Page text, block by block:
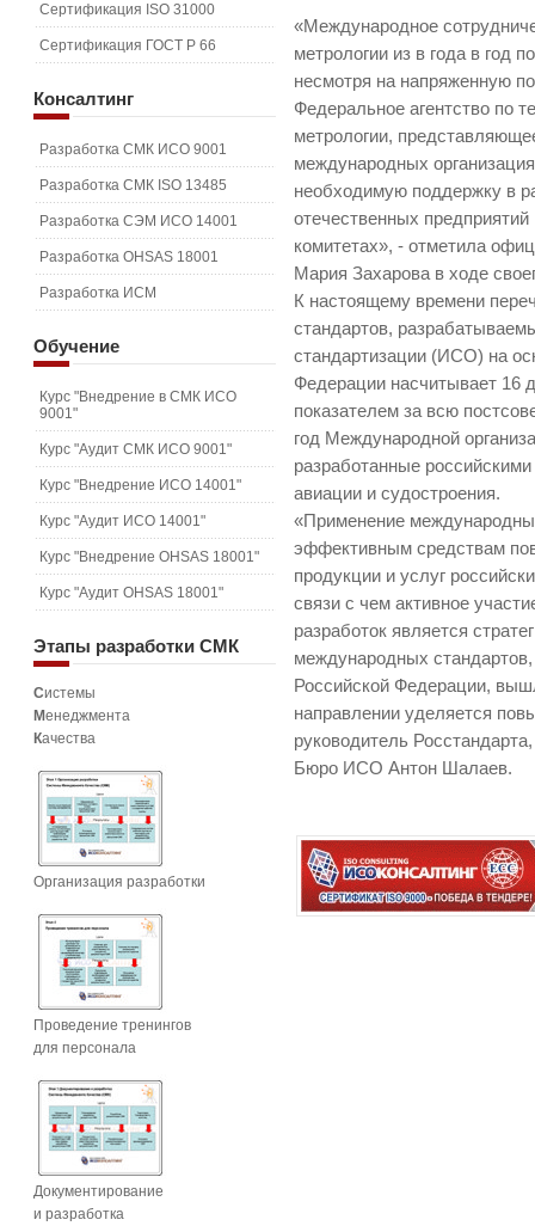
«Международное
метрологии из в года в год
несмотря на напряженную
Федеральное агентство по
метрологии,
международных
необходимую поддержку в
отечественных
комитетах», - отметила
Мария Захарова в ходе
К настоящему времени
стандартов,
стандартизации (ИСО) на
Федерации насчитывает 16
показателем за всю
год Международной
разработанные
авиации и судостроения.
«Применение
эффективным средствам
продукции и услуг
связи с чем активное
разработок является
международных
Российской Федерации,
направлении уделяется
руководитель
Бюро ИСО Антон Шалаев.
Сертификация ISO 31000
Сертификация ГОСТ Р 66
Консалтинг
Разработка СМК ИСО 9001
Разработка СМК ISO 13485
Разработка СЭМ ИСО 14001
Разработка OHSAS 18001
Разработка ИСМ
Обучение
Курс "Внедрение в СМК ИСО
9001"
Курс "Аудит СМК ИСО 9001"
Курс "Внедрение ИСО 14001"
Курс "Аудит ИСО 14001"
Курс "Внедрение OHSAS 18001"
Курс "Аудит OHSAS 18001"
Этапы разработки СМК
Системы
Менеджмента
Качества
Организация разработки
Проведение тренингов
для персонала
Документирование
и разработка